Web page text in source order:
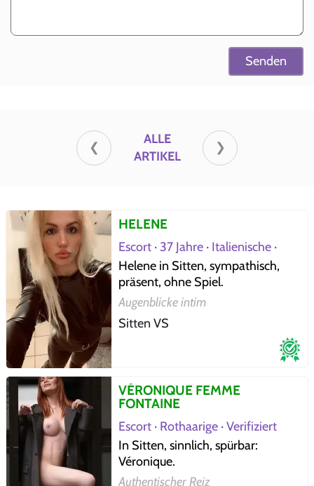
❮
ALLE
ARTIKEL
❯
HELENE
Escort · 37 Jahre · Italienische ·
Verifiziert
Helene in Sitten, sympathisch,
präsent, ohne Spiel.
Augenblicke intim
Sitten VS
VÉRONIQUE FEMME
FONTAINE
Escort · Rothaarige · Verifiziert
In Sitten, sinnlich, spürbar:
Véronique.
Authentischer Reiz